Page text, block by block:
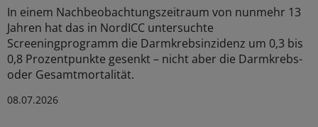
In einem Nachbeobachtungszeitraum von nunmehr 13
Jahren hat das in NordICC untersuchte
Screeningprogramm die Darmkrebsinzidenz um 0,3 bis
0,8 Prozentpunkte gesenkt – nicht aber die Darmkrebs-
oder Gesamtmortalität.
08.07.2026